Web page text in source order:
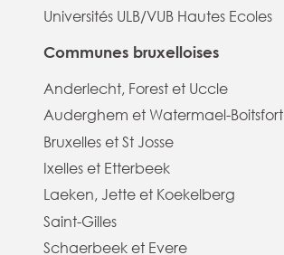
Universités ULB/VUB Hautes Ecoles
Communes bruxelloises
Anderlecht, Forest et Uccle
Auderghem et Watermael-Boitsfort
Bruxelles et St Josse
Ixelles et Etterbeek
Laeken, Jette et Koekelberg
Saint-Gilles
Schaerbeek et Evere